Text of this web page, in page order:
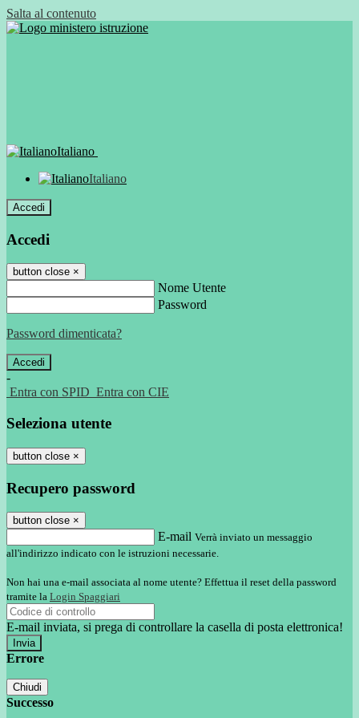
Salta al contenuto
Italiano
Italiano
Accedi
Accedi
button close ×
Nome Utente
Password
Password dimenticata?
-
Entra con SPID Entra con CIE
Seleziona utente
button close ×
Recupero password
button close ×
E-mail Verrà inviato un messaggio
all'indirizzo indicato con le istruzioni necessarie.
Non hai una e-mail associata al nome utente? Effettua il reset della password
tramite la Login Spaggiari
E-mail inviata, si prega di controllare la casella di posta elettronica!
Errore
Chiudi
Successo